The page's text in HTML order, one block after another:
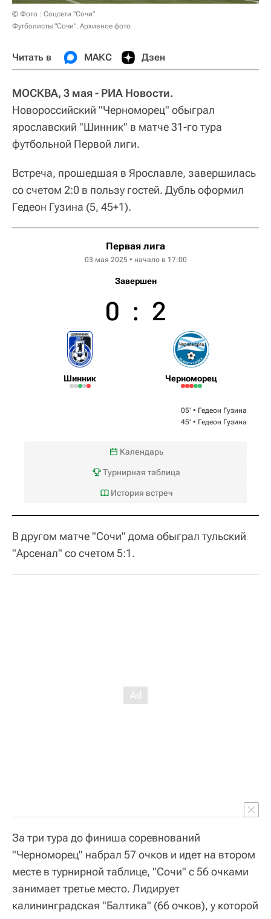
© Фото : Соцсети "Сочи"
Футболисты "Сочи". Архивное фото
Читать в МАКС Дзен
МОСКВА, 3 мая - РИА Новости.
Новороссийский "Черноморец" обыграл
ярославский "Шинник" в матче 31-го тура
футбольной Первой лиги.
Встреча, прошедшая в Ярославле, завершилась
со счетом 2:0 в пользу гостей. Дубль оформил
Гедеон Гузина (5, 45+1).
Первая лига
03 мая 2025 • начало в 17:00
Завершен
Шинник
0 : 2
Черноморец
05‎’‎ • Гедеон Гузина
45‎’‎ • Гедеон Гузина
Календарь
Турнирная таблица
История встреч
В другом матче "Сочи" дома обыграл тульский
"Арсенал" со счетом 5:1.
За три тура до финиша соревнований
"Черноморец" набрал 57 очков и идет на втором
месте в турнирной таблице, "Сочи" с 56 очками
занимает третье место. Лидирует
калининградская "Балтика" (66 очков), у которой